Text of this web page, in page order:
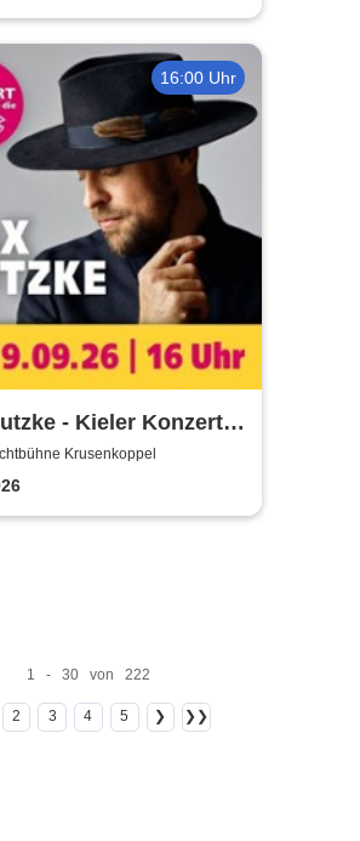
16:00 Uhr
- Kieler Konzert
Kälte
Krusenkoppel
1 - 30 von 222
2 3 4 5 ❯ ❯❯